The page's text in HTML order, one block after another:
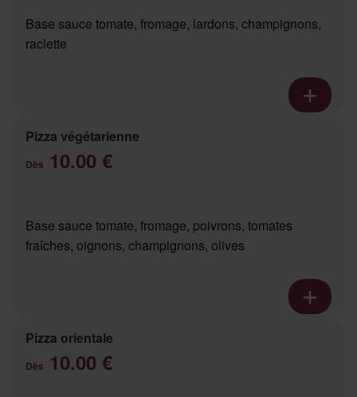
Base sauce tomate, fromage, lardons, champignons,
raclette
Pizza végétarienne
Dès 10.00 €
Base sauce tomate, fromage, poivrons, tomates
fraîches, oignons, champignons, olives
Pizza orientale
Dès 10.00 €